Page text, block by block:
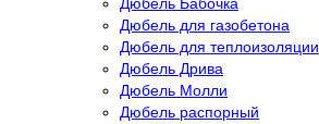
Дюбель Бабочка
Дюбель для газобетона
Дюбель для теплоизоляции
Дюбель Дрива
Дюбель Молли
Дюбель распорный